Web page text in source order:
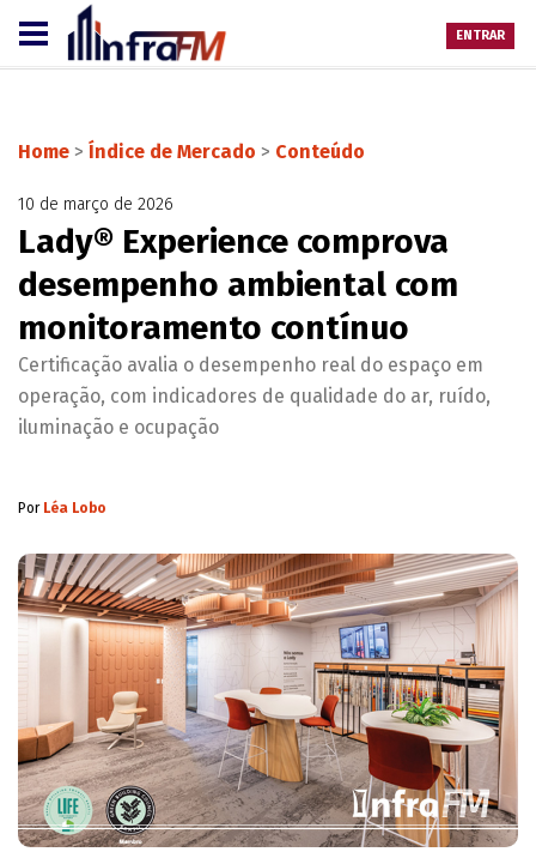
ENTRAR
Home > Índice de Mercado > Conteúdo
10 de março de 2026
Lady® Experience comprova
desempenho ambiental com
monitoramento contínuo
Certificação avalia o desempenho real do espaço em
operação, com indicadores de qualidade do ar, ruído,
iluminação e ocupação
PorLéa Lobo